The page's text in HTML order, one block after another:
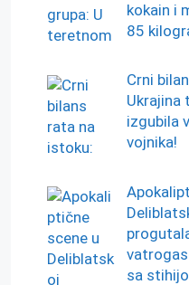
kokain i
85
Crni
Ukrajina
izgubila
vojnika!
sa